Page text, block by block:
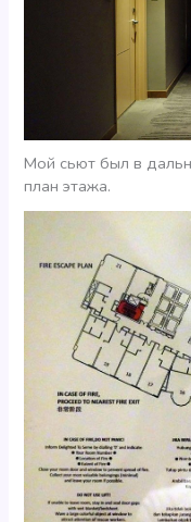
Мой сьют был в
план этажа.